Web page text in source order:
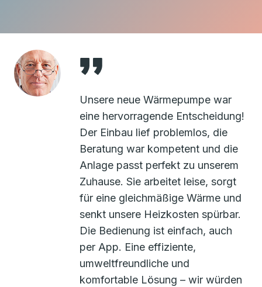
Unsere neue Wärmepumpe war
eine hervorragende Entscheidung!
Der Einbau lief problemlos, die
Beratung war kompetent und die
Anlage passt perfekt zu unserem
Zuhause. Sie arbeitet leise, sorgt
für eine gleichmäßige Wärme und
senkt unsere Heizkosten spürbar.
Die Bedienung ist einfach, auch
per App. Eine effiziente,
umweltfreundliche und
komfortable Lösung – wir würden